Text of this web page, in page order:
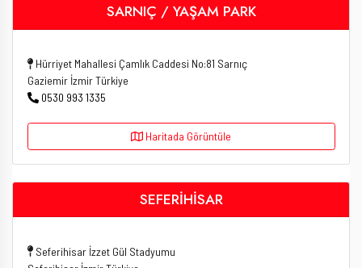
SARNIÇ / YAŞAM PARK
Hürriyet Mahallesi Çamlık Caddesi No:81 Sarnıç
Gaziemir İzmir Türkiye
0530 993 1335
Haritada Görüntüle
SEFERİHİSAR
Seferihisar İzzet Gül Stadyumu